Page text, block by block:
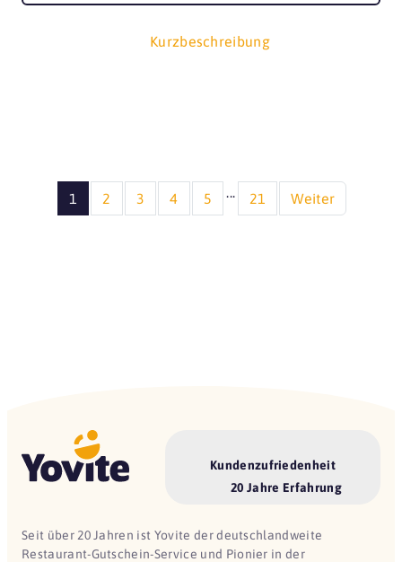
Kurzbeschreibung
1 2 3 4 5 ... 21 Weiter
Kundenzufriedenheit
20 Jahre Erfahrung
Seit über 20 Jahren ist Yovite der deutschlandweite
Restaurant-Gutschein-Service und Pionier in der